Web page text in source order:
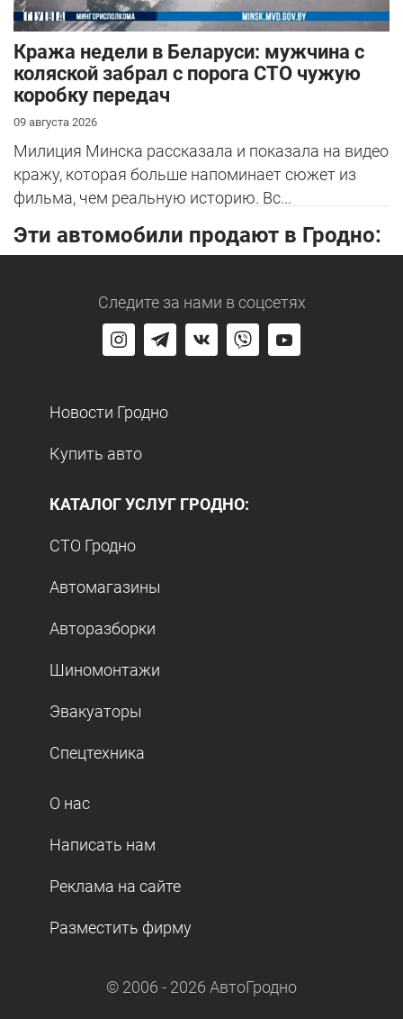
Кража недели в Беларуси: мужчина с
коляской забрал с порога СТО чужую
коробку передач
09 августа 2026
Милиция Минска рассказала и показала на видео
кражу, которая больше напоминает сюжет из
фильма, чем реальную историю. Вс...
Эти автомобили продают в Гродно:
Следите за нами в соцсетях
Новости Гродно
Купить авто
КАТАЛОГ УСЛУГ ГРОДНО:
СТО Гродно
Автомагазины
Авторазборки
Шиномонтажи
Эвакуаторы
Спецтехника
О нас
Написать нам
Реклама на сайте
Разместить фирму
© 2006 - 2026 АвтоГродно